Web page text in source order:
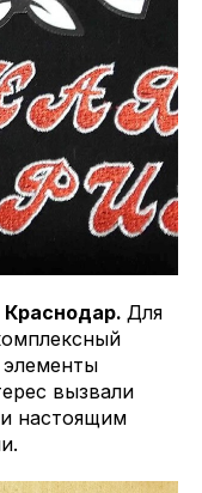
Для
вызвали
настоящим